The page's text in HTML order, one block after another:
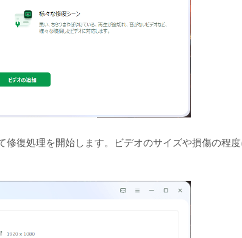
修復処理を開始します。ビデオのサイズや損傷の程